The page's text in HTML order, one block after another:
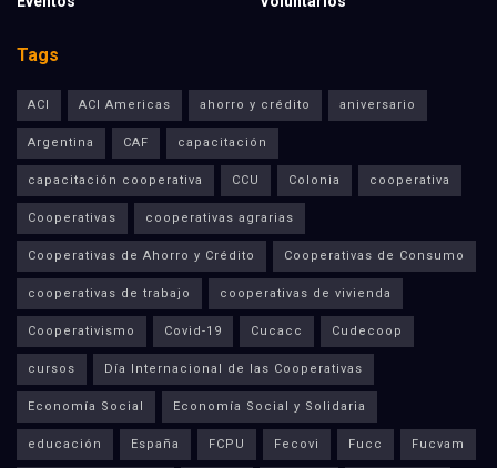
Tags
ACI ACI Americas ahorro y crédito aniversario
Argentina CAF capacitación
capacitación cooperativa CCU Colonia cooperativa
Cooperativas cooperativas agrarias
Cooperativas de Ahorro y Crédito Cooperativas de Consumo
cooperativas de trabajo cooperativas de vivienda
Cooperativismo Covid-19 Cucacc Cudecoop
cursos Día Internacional de las Cooperativas
Economía Social Economía Social y Solidaria
educación España FCPU Fecovi Fucc Fucvam